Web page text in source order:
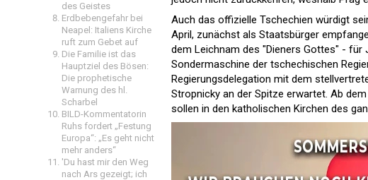
des Geistes
Erdbebengefahr bei
Neapel: Italiens Kirche
ruft zum Gebet auf
Die Familie ist das
Hauptziel des Bösen:
Die prophetische
Warnung des hl.
Scharbel
BILD-Kommentatorin
Ruhs fordert „Festung
Europa“: „Es geht nicht
mehr anders“
'Du hast mir den Weg
nach Ars gezeigt; ich
Auch das offizielle Tschechien würdigt
April, zunächst als Staatsbürger
dem Leichnam des "Dieners Gottes" -
Sondermaschine der tschechischen
Regierungsdelegation mit dem
Stropnicky an der Spitze erwartet. Ab
sollen in den katholischen Kirchen des